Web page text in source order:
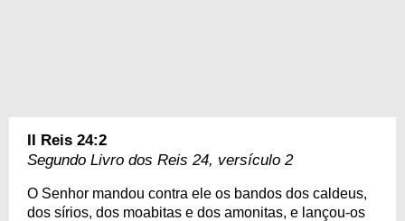
II Reis 24:2
Segundo Livro dos Reis 24, versículo 2
O Senhor mandou contra ele os bandos dos caldeus,
dos sírios, dos moabitas e dos amonitas, e lançou-os